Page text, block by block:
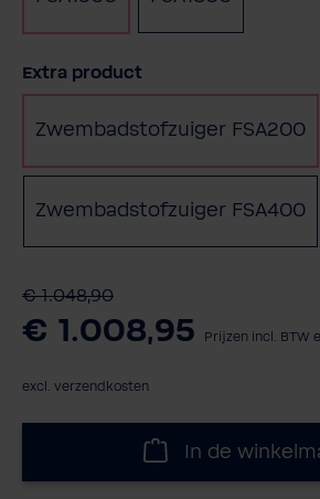
Selecteer
Extra product
Zwembadstofzuiger FSA200
Zwembadstofzuiger FSA400
€ 1.048,90
€ 1.008,95 Prijzen incl. BTW
excl. verzendkosten
In de